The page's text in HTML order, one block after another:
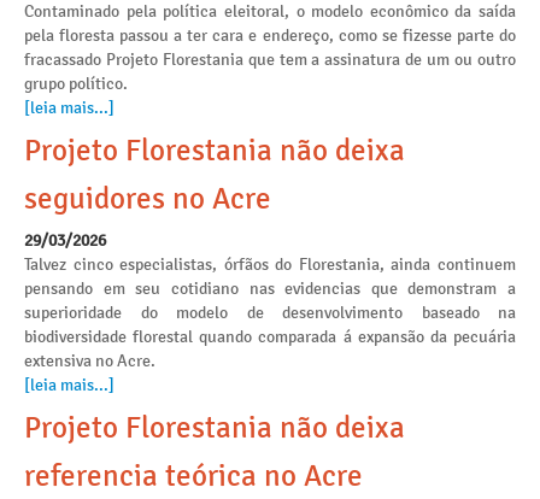
Contaminado pela política eleitoral, o modelo econômico da saída
pela floresta passou a ter cara e endereço, como se fizesse parte do
fracassado Projeto Florestania que tem a assinatura de um ou outro
grupo político.
[leia mais...]
Projeto Florestania não deixa
seguidores no Acre
29/03/2026
Talvez cinco especialistas, órfãos do Florestania, ainda continuem
pensando em seu cotidiano nas evidencias que demonstram a
superioridade do modelo de desenvolvimento baseado na
biodiversidade florestal quando comparada á expansão da pecuária
extensiva no Acre.
[leia mais...]
Projeto Florestania não deixa
referencia teórica no Acre